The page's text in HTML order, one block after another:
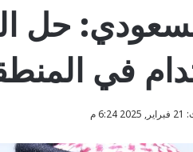
حل
في
م